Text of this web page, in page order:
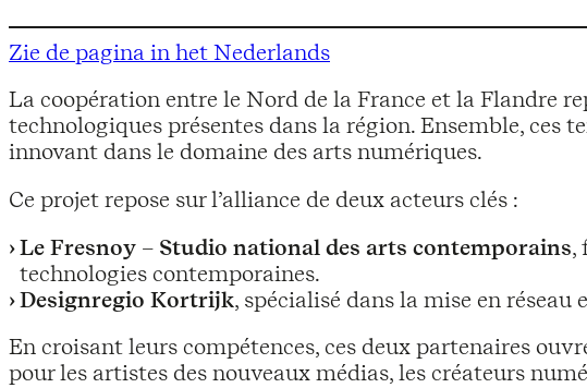
Zie de pagina in het Nederlands
La coopération entre le Nord de la France et la Flandre
technologiques présentes dans la région. Ensemble,
innovant dans le domaine des arts numériques.
Ce projet repose sur l’alliance de deux acteurs clés :
Le Fresnoy – Studio national des arts contemporains,
technologies contemporaines.
Designregio Kortrijk, spécialisé dans la mise en
En croisant leurs compétences, ces deux partenaires
pour les artistes des nouveaux médias, les créateurs